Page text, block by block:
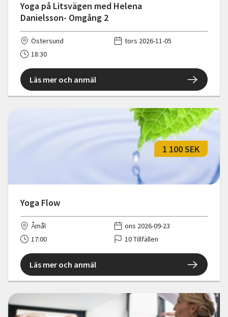
Yoga på Litsvägen med Helena
Danielsson- Omgång 2
Östersund
tors 2026-11-05
18:30
Läs mer och anmäl
Yoga Flow
1 100 SEK
Åmål
ons 2026-09-23
17:00
10 Tillfällen
Läs mer och anmäl